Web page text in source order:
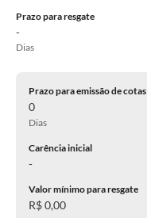
Prazo para resgate
-
Dias
Prazo para emissão de cotas
0
Dias
Carência inicial
-
Valor mínimo para resgate
R$ 0,00